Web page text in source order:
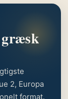
græsk
2, Europa
format.